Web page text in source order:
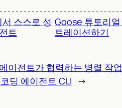
스스로 성
트
Goose 튜토리
트레이션하기
전트가 협력하는 병렬 작
딩 에이전트 CLI →